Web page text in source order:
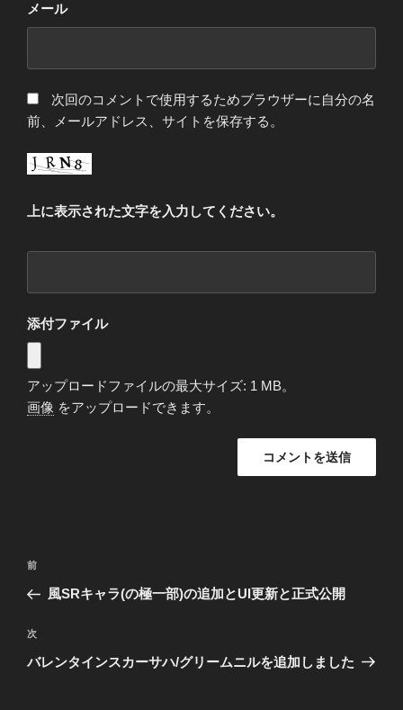
メール
次回のコメントで使用するためブラウザーに自分の名
前、メールアドレス、サイトを保存する。
上に表示された文字を入力してください。
添付ファイル
アップロードファイルの最大サイズ: 1 MB。
画像 をアップロードできます。
投
ナ
ビ
ゲ
前
の
稿
前
風SRキャラ(の極一部)の追加とUI更新と正式公開
次
の
次
バレンタインスカーサハ/グリームニルを追加しました